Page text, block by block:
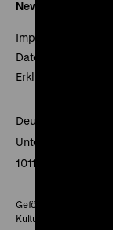
Newsletter
Impressum
Datenschutz
Erklärung digitale
Deutsches
Unter den Linden 2
10117 Berlin
Gefördert mit Mitteln
Kultur und Medien